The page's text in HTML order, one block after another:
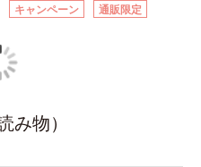
キャンペーン 通販限定
み物）